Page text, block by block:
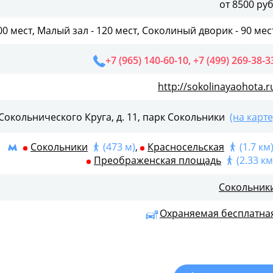
«Соколиный дворик» с открытой верандой, где вы
до 90 гостей. Меню ресторана богато
реальностью. Приходите и убедитесь в этом сами!
от 8500
мест, Малый зал - 120 мест, Соколиный дворик - 90
+7 (965) 140-60-10, +7 (499) 269-38-
http://
Круга, д. 11, парк Сокольники (на
Сокольники (473 м), Красносельская (1.7 км)
Преображенская площадь
(2.33
Охраняемая